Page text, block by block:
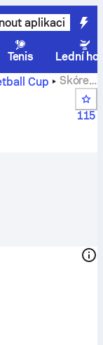
aplikaci
Tenis
Lední
Cup
Skóre,
115